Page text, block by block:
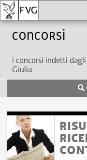
Concorsi
i concorsi indetti
Giulia